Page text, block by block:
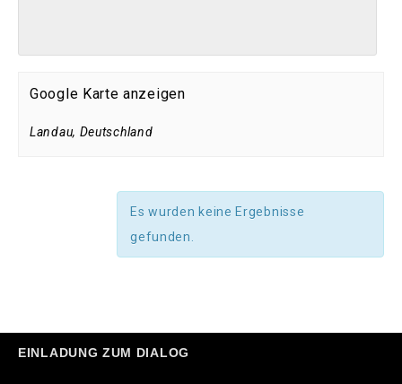
Google Karte anzeigen
Landau, Deutschland
Es wurden keine Ergebnisse
gefunden.
EINLADUNG ZUM DIALOG